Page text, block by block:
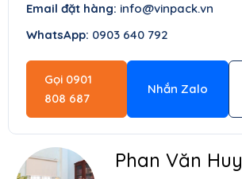
Email đặt hàng: info@vinpack.vn
WhatsApp: 0903 640 792
Gọi 0901
808 687
Nhắn Zalo
Phan Văn Huy